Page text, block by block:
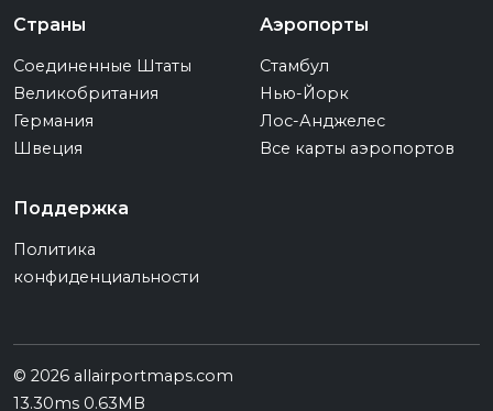
Страны
Соединенные Штаты
Великобритания
Германия
Швеция
Аэропорты
Стамбул
Нью-Йорк
Лос-Анджелес
Все карты аэропортов
Поддержка
Политика
конфиденциальности
© 2026 allairportmaps.com
13.30ms 0.63MB